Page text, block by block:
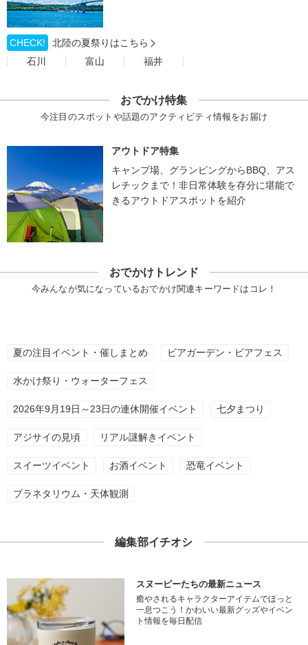
CHECK!
北陸の夏祭りはこちら
石川
富山 福井
おでかけ特集
今注目のスポットや話題のアクティビティ情報をお届け
アウトドア特集
キャンプ場、グランピングからBBQ、アス
レチックまで！非日常体験を存分に堪能で
きるアウトドアスポットを紹介
おでかけトレンド
今みんなが気になっているおでかけ関連キーワードはコレ！
夏の注目イベント・催しまとめ ビアガーデン・ビアフェス
水かけ祭り・ウォーターフェス
2026年9月19日～23日の連休開催イベント 七夕まつり
アジサイの見頃 リアル謎解きイベント
スイーツイベント お酒イベント 恐竜イベント
プラネタリウム・天体観測
編集部イチオシ
スヌーピーたちの最新ニュース
癒やされるキャラクターアイテムでほっと
一息つこう！かわいい最新グッズやイベン
ト情報を毎日配信